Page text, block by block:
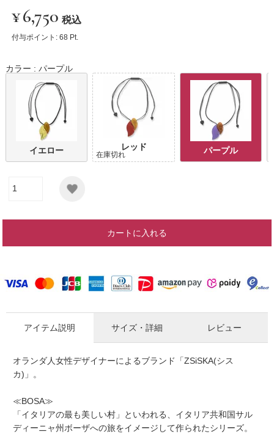
¥6,750 税込
付与ポイント: 68 Pt.
カラー パープル
イエロー レッド
在庫切れ パープル
カートに入れる
アイテム説明
オランダ人女性デザイナーによるブランド「ZSiSKA(シス
カ)」。
≪BOSA≫
「イタリアの最も美しい村」といわれる、イタリア共和国サル
ディーニャ州ボーザへの旅をイメージして作られたシリーズ。
サイズ・詳細 レビュー